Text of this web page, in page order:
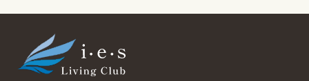
見積り・無料相